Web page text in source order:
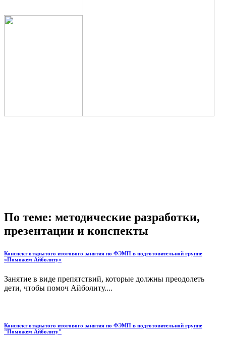
По теме: методические разработки,
презентации и конспекты
Конспект открытого итогового занятия по ФЭМП в подготовительной группе
«Поможем Айболиту»
Занятие в виде препятствий, которые должны преодолеть
дети, чтобы помоч Айболиту....
Конспект открытого итогового занятия по ФЭМП в подготовительной группе
"Поможем Айболиту"